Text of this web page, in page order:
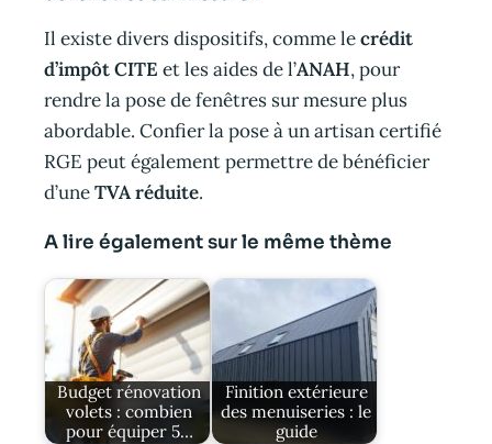
Il existe divers dispositifs, comme lecrédit
d’impôt CITE et les aides de l’ANAH, pour
rendre la pose de fenêtres sur mesure plus
abordable. Confier la pose à un artisan certifié
RGE peut également permettre de bénéficier
d’uneTVA réduite.
A lire également sur le même thème
Budget rénovation
volets : combien
pour équiper 5…
Finition extérieure
des menuiseries : le
guide